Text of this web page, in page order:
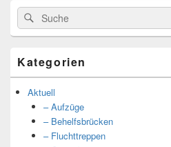
Suche
nach:
Suche
Kategorien
Aktuell
– Aufzüge
– Behelfsbrücken
– Fluchttreppen